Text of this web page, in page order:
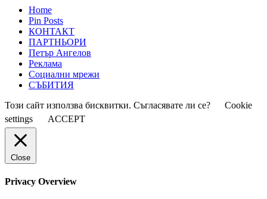
Home
Pin Posts
КОНТАКТ
ПАРТНЬОРИ
Петър Ангелов
Реклама
Социални мрежи
СЪБИТИЯ
Този сайт използва бисквитки. Съгласявате ли се?
Cookie
settings
ACCEPT
Close
Privacy Overview